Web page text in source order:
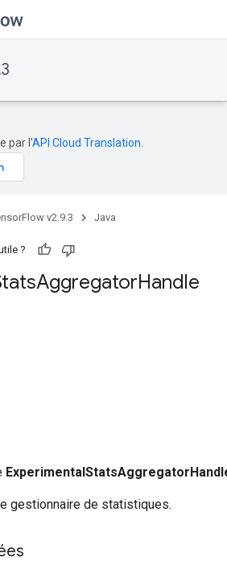
par l'API Cloud Translation
v2.9.3 Java
?
AggregatorHandle
gestionnaire de statistiques.